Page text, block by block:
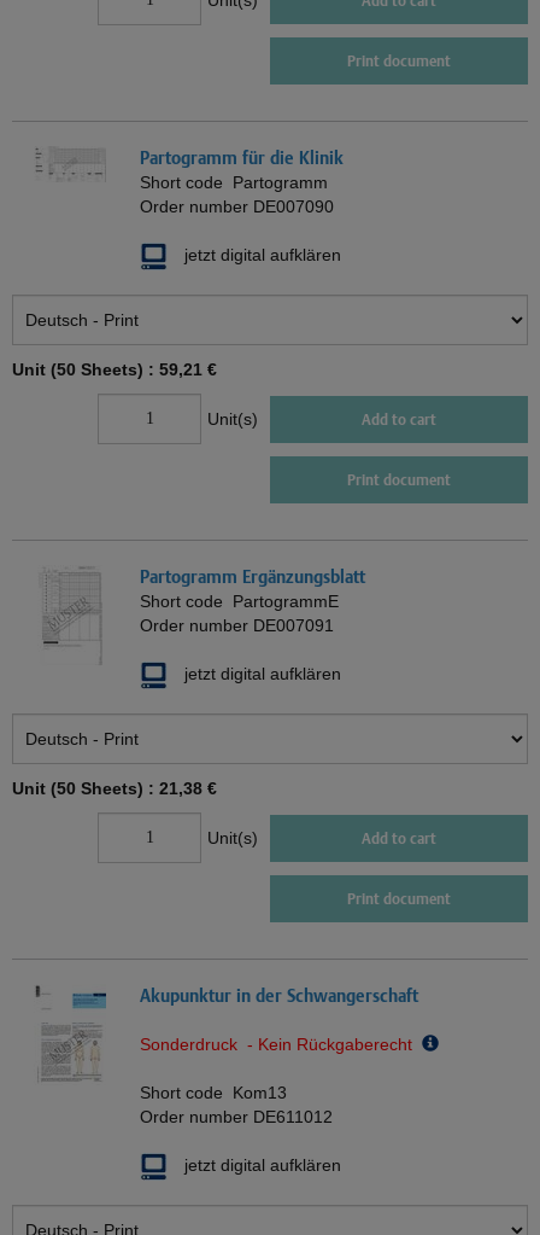
Print document
Partogramm für die Klinik
Short code Partogramm
Order number DE007090
jetzt digital aufklären
Unit (50 Sheets) : 59,21 €
Unit(s) Add to cart
Print document
Partogramm Ergänzungsblatt
Short code PartogrammE
Order number DE007091
jetzt digital aufklären
Unit (50 Sheets) : 21,38 €
Unit(s) Add to cart
Print document
Akupunktur in der Schwangerschaft
Sonderdruck - Kein Rückgaberecht
Short code Kom13
Order number DE611012
jetzt digital aufklären